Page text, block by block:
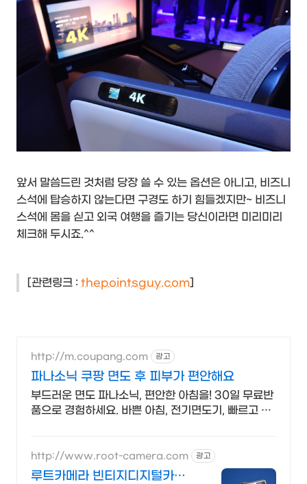
앞서 말씀드린 것처럼 당장 쓸 수 있는 옵션은 아니고, 비즈니
스석에 탑승하지 않는다면 구경도 하기 힘들겠지만~ 비즈니
스석에 몸을 싣고 외국 여행을 즐기는 당신이라면 미리미리
체크해 두시죠.^^
[관련링크 : thepointsguy.com]
http://m.coupang.com 광고
파나소닉 쿠팡 면도 후 피부가 편안해요
부드러운 면도 파나소닉, 편안한 아침을! 30일 무료반
품으로 경험하세요. 바쁜 아침, 전기면도기, 빠르고 말
http://www.root-camera.com 광고
루트카메라 빈티지디지털카메